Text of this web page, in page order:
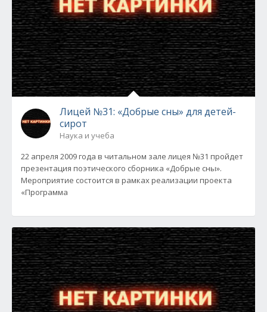
Лицей №31: «Добрые сны» для детей-
сирот
Наука и учеба
22 апреля 2009 года в читальном зале лицея №31 пройдет
презентация поэтического сборника «Добрые сны».
Мероприятие состоится в рамках реализации проекта
«Программа